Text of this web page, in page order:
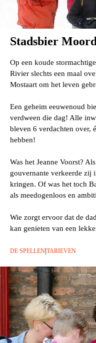
Stadsbier
Op een koude
Rivier slechts een maal
Mostaart om het leven
Een geheim eeuwenoud
verdween die dag! Alle
bleven 6 verdachten over,
hebben!
Was het Jeanne Voorst?
gouvernante verkeerde zij
kringen. Of was het toch
als meedogenloos en
Wie zorgt ervoor dat de
kan genieten van een
DE SPELLEN|TARIEVEN